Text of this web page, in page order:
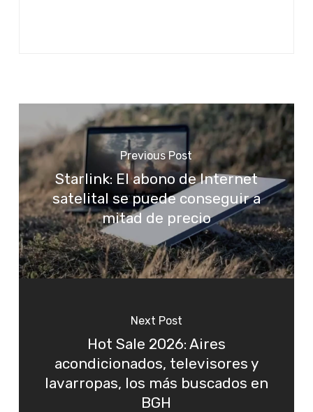
Previous Post
Starlink: El abono de Internet
satelital se puede conseguir a
mitad de precio
Next Post
Hot Sale 2026: Aires
acondicionados, televisores y
lavarropas, los más buscados en
BGH